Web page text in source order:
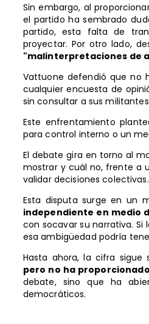
Sin embargo, al
el partido ha sembrado
partido, esta falta de
proyectar. Por otro lado,
"malinterpretaciones de
Vattuone defendió que no
cualquier encuesta de
sin consultar a sus
Este enfrentamiento
para control interno o un
El debate gira en torno al
mostrar y cuál no, frente a
validar decisiones colectivas.
Esta disputa surge en un
independiente en medio
con socavar su narrativa.
esa ambigüedad podría
Hasta ahora, la cifra sigue
pero no ha
debate, sino que ha
democráticos.